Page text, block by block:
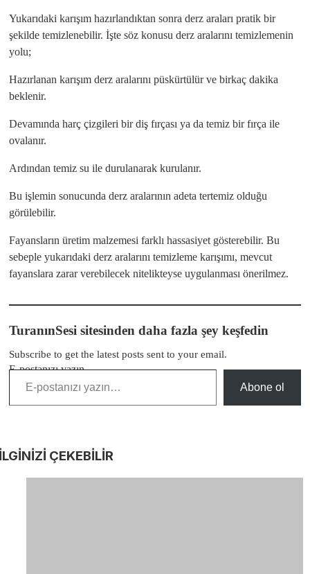
Yukarıdaki karışım hazırlandıktan sonra derz araları pratik bir
şekilde temizlenebilir. İşte söz konusu derz aralarını temizlemenin
yolu;
Hazırlanan karışım derz aralarını püskürtülür ve birkaç dakika
beklenir.
Devamında harç çizgileri bir diş fırçası ya da temiz bir fırça ile
ovalanır.
Ardından temiz su ile durulanarak kurulanır.
Bu işlemin sonucunda derz aralarının adeta tertemiz olduğu
görülebilir.
Fayansların üretim malzemesi farklı hassasiyet gösterebilir. Bu
sebeple yukarıdaki derz aralarını temizleme karışımı, mevcut
fayanslara zarar verebilecek nitelikteyse uygulanması önerilmez.
TuranınSesi sitesinden daha fazla şey keşfedin
Subscribe to get the latest posts sent to your email.
E-postanızı yazın…
Abone ol
ÇEKEBİLİR